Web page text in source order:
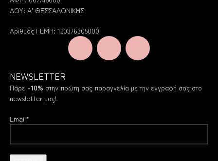
ΔΟΥ: Α' ΘΕΣΣΑΛΟΝΙΚΗΣ
Αριθμός ΓΕΜΗ: 120376305000
NEWSLETTER
Πάρε -10% στην πρώτη σας παραγγελία με την εγγραφή σας στο
newsletter μας!
Email*